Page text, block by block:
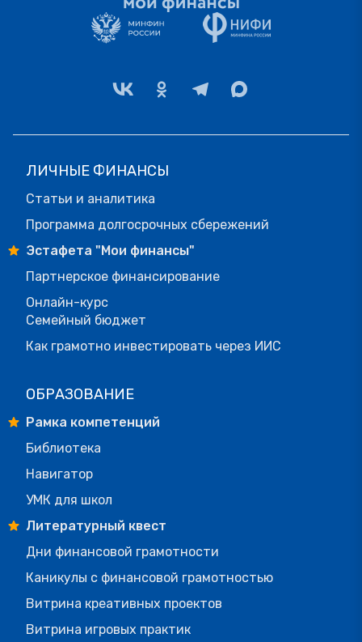
ЛИЧНЫЕ ФИНАНСЫ
Статьи и аналитика
Программа долгосрочных сбережений
Эстафета "Мои финансы"
Партнерское финансирование
Онлайн-курс
Семейный бюджет
Как грамотно инвестировать через ИИС
ОБРАЗОВАНИЕ
Рамка компетенций
Библиотека
Навигатор
УМК для школ
Литературный квест
Дни финансовой грамотности
Каникулы с финансовой грамотностью
Витрина креативных проектов
Витрина игровых практик